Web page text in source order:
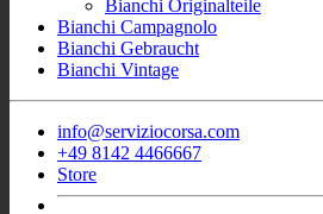
Bianchi Originalteile
Bianchi Campagnolo
Bianchi Gebraucht
Bianchi Vintage
info@serviziocorsa.com
+49 8142 4466667
Store